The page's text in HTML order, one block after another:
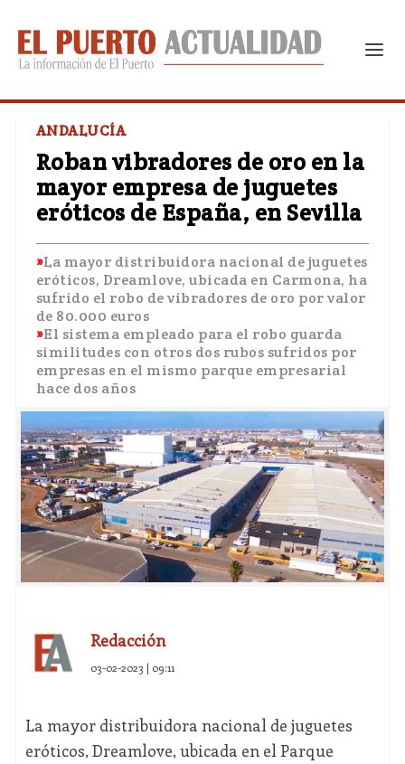
ANDALUCÍA
Roban vibradores de oro en la
mayor empresa de juguetes
eróticos de España, en Sevilla
La mayor distribuidora nacional de juguetes
eróticos, Dreamlove, ubicada en Carmona, ha
sufrido el robo de vibradores de oro por valor
de 80.000 euros
El sistema empleado para el robo guarda
similitudes con otros dos rubos sufridos por
empresas en el mismo parque empresarial
hace dos años
Redacción
03-02-2023 | 09:11
La mayor distribuidora nacional de juguetes
eróticos, Dreamlove, ubicada en el Parque